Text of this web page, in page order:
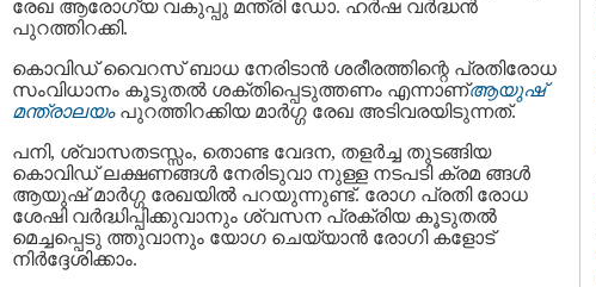
രേഖ ആരോഗ്യ വകുപ്പു മന്ത്രി ഡോ. ഹര്‍ഷ വര്‍ദ്ധന്‍
പുറത്തിറക്കി.
കൊവിഡ് വൈറസ് ബാധ നേരിടാന്‍ ശരീരത്തിന്റെ പ്രതിരോധ
സംവിധാനം കൂടുതൽ ശക്തിപ്പെടുത്തണം എന്നാണ്ആയുഷ്
മന്ത്രാലയംപുറത്തിറക്കിയ മാര്‍ഗ്ഗ രേഖ അടിവരയിടുന്നത്.
പനി, ശ്വാസതടസ്സം, തൊണ്ട വേദന, തളർച്ച തുടങ്ങിയ
കൊവിഡ് ലക്ഷണങ്ങൾ നേരിടുവാ നുള്ള നടപടി ക്രമ ങ്ങള്‍
ആയുഷ് മാർഗ്ഗ രേഖയിൽ പറയുന്നുണ്ട്. രോഗ പ്രതി രോധ
ശേഷി വർദ്ധിപ്പിക്കുവാനും ശ്വസന പ്രക്രിയ കൂടുതല്‍
മെച്ചപ്പെടു ത്തുവാനും യോഗ ചെയ്യാൻ രോഗി കളോട്
നിർദ്ദേശിക്കാം.